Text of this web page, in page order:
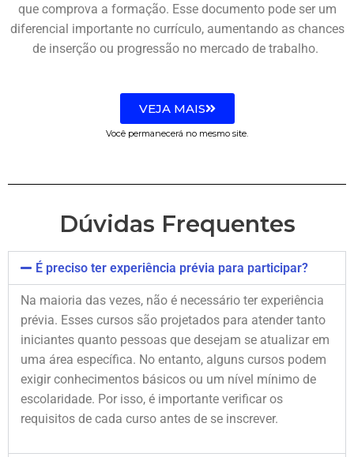
que comprova a formação. Esse documento pode ser um
diferencial importante no currículo, aumentando as chances
de inserção ou progressão no mercado de trabalho.
VEJA MAIS
Você permanecerá no mesmo site.
Dúvidas Frequentes
É preciso ter experiência prévia para participar?
Na maioria das vezes, não é necessário ter experiência
prévia. Esses cursos são projetados para atender tanto
iniciantes quanto pessoas que desejam se atualizar em
uma área específica. No entanto, alguns cursos podem
exigir conhecimentos básicos ou um nível mínimo de
escolaridade. Por isso, é importante verificar os
requisitos de cada curso antes de se inscrever.